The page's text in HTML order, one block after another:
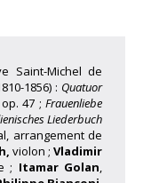
Saint-Michel de
1856) : Quatuor
47 ;Frauenliebe
Liederbuch
arrangement de
violon ; Vladimir
; Itamar Golan,